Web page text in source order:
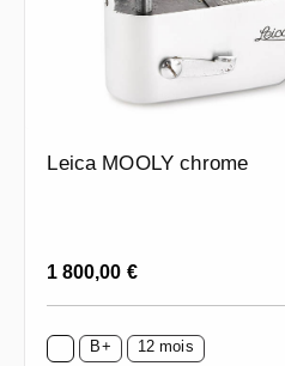
Leica MOOLY chrome
Prix régulier :
1 800,00 €
B+ 12 mois